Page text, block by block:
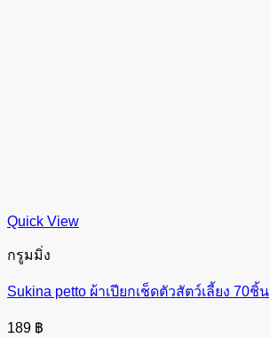
Quick View
กรูมมิ่ง
Sukina petto ผ้าเปียกเช็ดตัวสัตว์เลี้ยง 70ชิ้น
189 ฿